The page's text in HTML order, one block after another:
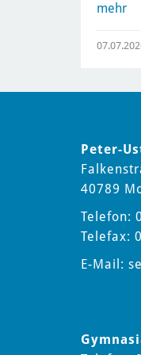
mehr
Peter-
40789
Telefon:
Telefax:
E-Mail: